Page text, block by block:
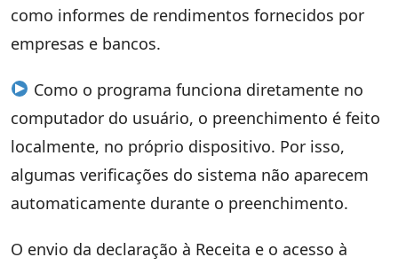
como informes de rendimentos fornecidos por
empresas e bancos.
Como o programa funciona diretamente no
computador do usuário, o preenchimento é feito
localmente, no próprio dispositivo. Por isso,
algumas verificações do sistema não aparecem
automaticamente durante o preenchimento.
O envio da declaração à Receita e o acesso à